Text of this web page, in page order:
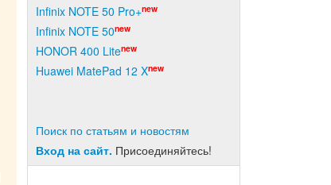
Infinix NOTE 50 Pro+new
Infinix NOTE 50new
HONOR 400 Litenew
Huawei MatePad 12 Xnew
Поиск по статьям и новостям
Вход на сайт. Присоединяйтесь!